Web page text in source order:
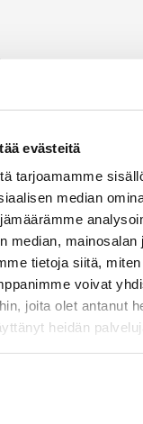
evästeitä
tarjoamamme
median
median, mainosalan
tietoja siitä,
voivat
joita olet antanut
heidän
KJTES sekä muut työ-